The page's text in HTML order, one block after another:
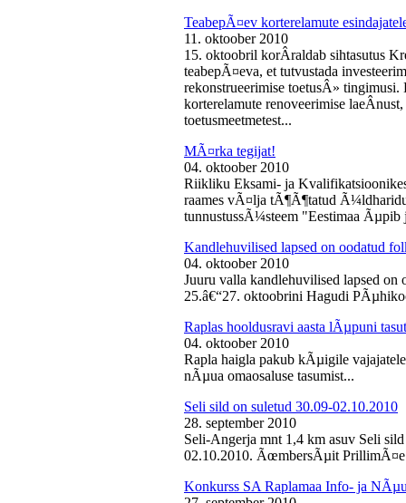
TeabepÃ¤ev korterelamute
11. oktoober 2010
15. oktoobril korÂ­raldab sihtasutus
teabepÃ¤eva, et tutvustada
rekonstrueerimise toetusÂ»
korterelamute renoveerimise
toetusmeetmetest...
MÃ¤rka tegijat!
04. oktoober 2010
Riikliku Eksami- ja
raames vÃ¤lja tÃ¶Ã¶tatud
tunnustussÃ¼steem "Eestimaa
Kandlehuvilised lapsed on oodatud
04. oktoober 2010
Juuru valla kandlehuvilised lapsed
25.â€“27. oktoobrini Hagudi
Raplas hooldusravi aasta lÃµpuni
04. oktoober 2010
Rapla haigla pakub kÃµigile
nÃµua omaosaluse tasumist...
Seli sild on suletud 30.09-02.10.2010
28. september 2010
Seli-Angerja mnt 1,4 km asuv Seli
02.10.2010. ÃœmbersÃµit
Konkurss SA Raplamaa Info- ja